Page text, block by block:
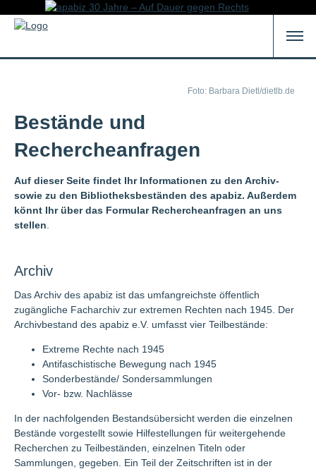
Foto: Barbara Dietl/dietlb.de
Bestände und
Rechercheanfragen
Auf dieser Seite findet Ihr Informationen zu den Archiv-
sowie zu den Bibliotheksbeständen des apabiz. Außerdem
könnt Ihr über das Formular Rechercheanfragen an uns
stellen
Archiv
Das Archiv des apabiz ist das umfangreichste öffentlich
zugängliche Facharchiv zur extremen Rechten nach 1945. Der
Archivbestand des apabiz e.V. umfasst vier Teilbestände:
Extreme Rechte nach 1945
Antifaschistische Bewegung nach 1945
Sonderbestände/ Sondersammlungen
Vor- bzw. Nachlässe
In der nachfolgenden Bestandsübersicht werden die einzelnen
Bestände vorgestellt sowie Hilfestellungen für weitergehende
Recherchen zu Teilbeständen, einzelnen Titeln oder
Sammlungen, gegeben. Ein Teil der Zeitschriften ist in der